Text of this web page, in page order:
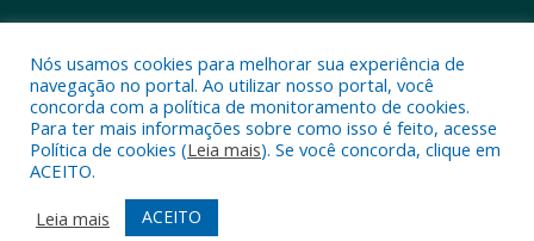
Todos os direitos reservados a Prefeitura Municipal de Altamira.
Mapa do Site
Acessar Área Administrativa
Nós usamos cookies para melhorar sua experiência de
navegação no portal. Ao utilizar nosso portal, você
concorda com a política de monitoramento de cookies.
Para ter mais informações sobre como isso é feito, acesse
Política de cookies (Leia mais). Se você concorda, clique em
ACEITO.
Leia mais
ACEITO